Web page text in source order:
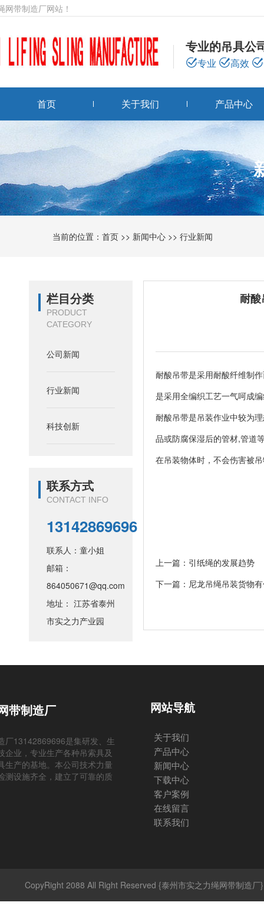
带制造厂网站！
专业的吊具公
专业 高效
首页 关于我们 产品中心
当前的位置： 首页 >> 新闻中心 >> 行业新闻
栏目分类
PRODUCT
CATEGORY
公司新闻
行业新闻
科技创新
联系方式
CONTACT INFO
13142869696
联系人：童小姐
邮箱：
864050671@qq.com
地址： 江苏省泰州
市实之力产业园
耐
耐酸吊带是采用耐酸纤维制
是采用全编织工艺一气呵成
耐酸吊带是吊装作业中较为
品或防腐保湿后的管材,管道
在吊装物体时，不会伤害被
上一篇： 引纸绳的发展趋势
下一篇： 尼龙吊绳吊装货物
带制造厂
厂13142869696是集研发、生
企业，专业生产各种吊索具及
生产的基地。本公司技术力量
测设施齐全，建立了可靠的质
网站导航
关于我们
产品中心
新闻中心
下载中心
客户案例
在线留言
联系我们
CopyRight 2088 All Right Reserved {泰州市实之力绳网带制造